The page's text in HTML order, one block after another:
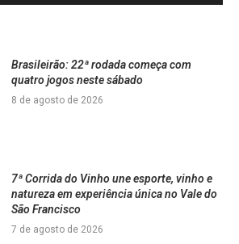
Brasileirão: 22ª rodada começa com
quatro jogos neste sábado
8 de agosto de 2026
7ª Corrida do Vinho une esporte, vinho e
natureza em experiência única no Vale do
São Francisco
7 de agosto de 2026